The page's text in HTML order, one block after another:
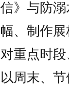
》与防
、制作
重点时
周末、